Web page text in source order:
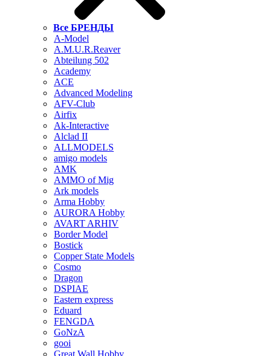
Все БРЕНДЫ
A-Model
A.M.U.R.Reaver
Abteilung 502
Academy
ACE
Advanced Modeling
AFV-Club
Airfix
Ak-Interactive
Alclad II
ALLMODELS
amigo models
AMK
AMMO of Mig
Ark models
Arma Hobby
AURORA Hobby
AVART ARHIV
Border Model
Bostick
Copper State Models
Cosmo
Dragon
DSPIAE
Eastern express
Eduard
FENGDA
GoNzA
gooi
Great Wall Hobby